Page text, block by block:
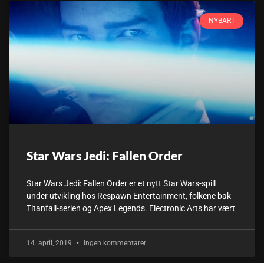
NYBART
Star Wars Jedi: Fallen Order
Star Wars Jedi: Fallen Order er et nytt Star Wars-spill
under utvikling hos Respawn Entertainment, folkene bak
Titanfall-serien og Apex Legends. Electronic Arts har vært
14. april, 2019 Ingen kommentarer